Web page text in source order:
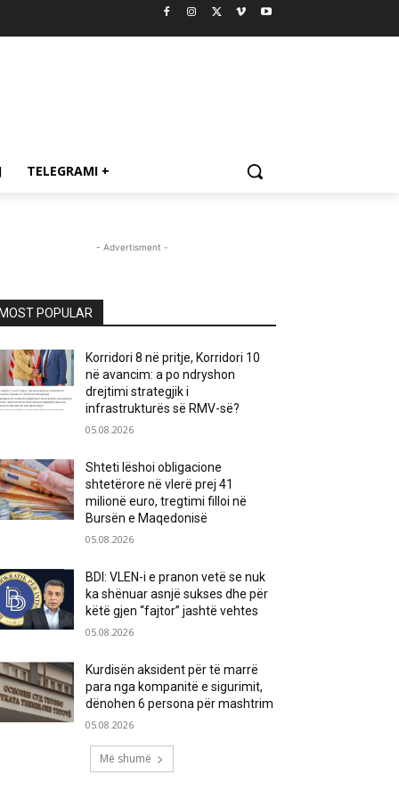
TELEGRAMI +
- Advertisment -
MOST POPULAR
Korridori 8 në pritje, Korridori 10
në avancim: a po ndryshon
drejtimi strategjik i
infrastrukturës së RMV-së?
05.08.2026
Shteti lëshoi obligacione
shtetërore në vlerë prej 41
milionë euro, tregtimi filloi në
Bursën e Maqedonisë
05.08.2026
BDI: VLEN-i e pranon vetë se nuk
ka shënuar asnjë sukses dhe për
këtë gjen “fajtor” jashtë vehtes
05.08.2026
Kurdisën aksident për të marrë
para nga kompanitë e sigurimit,
dënohen 6 persona për mashtrim
05.08.2026
Më shumë